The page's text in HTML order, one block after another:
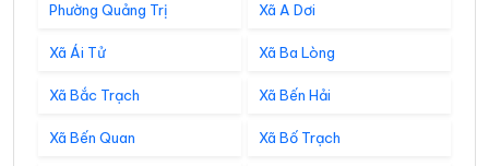
Phường Quảng Trị Xã A Dơi
Xã Ái Tử Xã Ba Lòng
Xã Bắc Trạch Xã Bến Hải
Xã Bến Quan Xã Bố Trạch